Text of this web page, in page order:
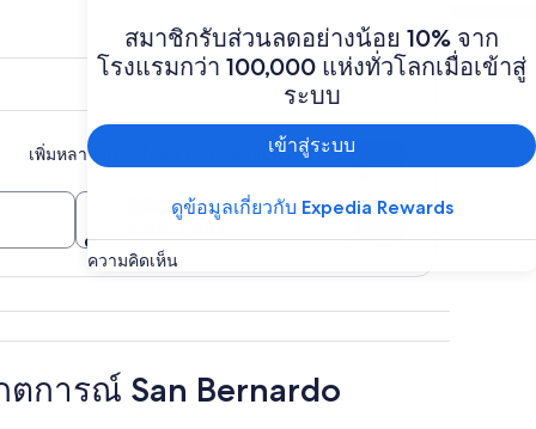
สมาชิกรับส่วนลดอย่างน้อย 10% จาก
โรงแรมกว่า 100,000 แห่งทั่วโลกเมื่อเข้าสู่
ระบบ
เข้าสู่ระบบ
ดูข้อมูลเกี่ยวกับ Expedia Rewards
ความคิดเห็น
เพิ่มหลายวันที่หรือหลายจุดหมายปลายทาง
ผู้เดินทาง
ค้นหา
การณ์ San Bernardo